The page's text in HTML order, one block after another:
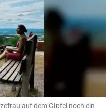
auf dem Gipfel noch ein